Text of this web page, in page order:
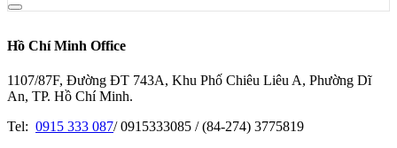
HIOKI
JEL
Hồ Chí Minh Office
1107/87F, Đường ĐT 743A, Khu Phố Chiêu Liêu A, Phường Dĩ
An, TP. Hồ Chí Minh.
Tel: 0915 333 087/ 0915333085 / (84-274) 3775819